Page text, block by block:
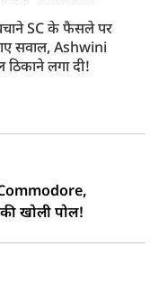
SC के फैसले पर
सवाल, Ashwini
लगा दी!
खोली पोल!